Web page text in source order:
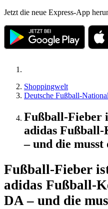
Jetzt die neue Express-App
Shoppingwelt
Deutsche Fußball-
Fußball-Fieber
adidas
– und die musst
Fußball-Fieber
adidas Fußball-
DA – und die